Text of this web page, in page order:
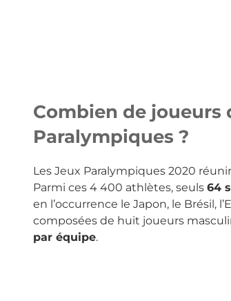
Combien de
Paralympiques ?
Les Jeux Paralympiques 2020
Parmi ces 4 400 athlètes, seuls 64
en l’occurrence le Japon, le Brésil,
composées de huit joueurs
par équipe.